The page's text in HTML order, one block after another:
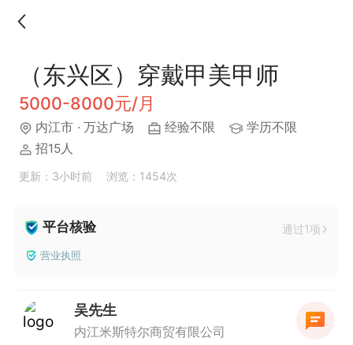
（东兴区）穿戴甲美甲师
5000-8000元/月
内江市 · 万达广场 经验不限
学历不限
招15人
更新：3小时前 浏览：1454次
平台核验 通过1项
营业执照
吴先生
内江米斯特尔商贸有限公司